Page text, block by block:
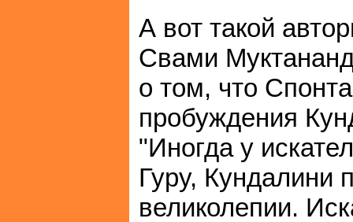
А вот такой
Свами
о том, что
пробуждения
"Иногда у
Гуру, Кундалини
великолепии.